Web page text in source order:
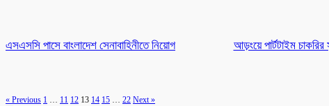
এসএসসি পাসে বাংলাদেশ সেনাবাহিনীতে নিয়োগ আড়ংয়ে পার্টটাইম
« Previous 1 … 11 12 13 14 15 … 22 Next »